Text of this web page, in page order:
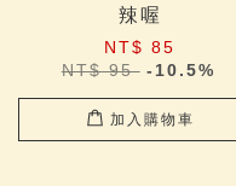
辣喔
NT$ 85
NT$ 95 -10.5%
加入購物車